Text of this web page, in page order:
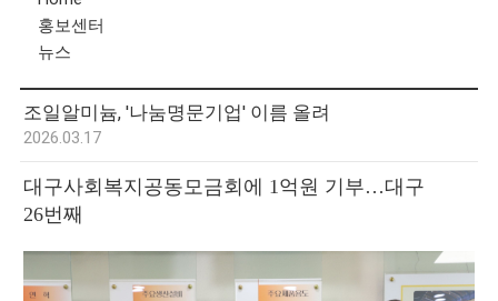
홍보센터
뉴스
조일알미늄, '나눔명문기업' 이름 올려
2026.03.17
대구사회복지공동모금회에 1억원 기부…대구
26번째